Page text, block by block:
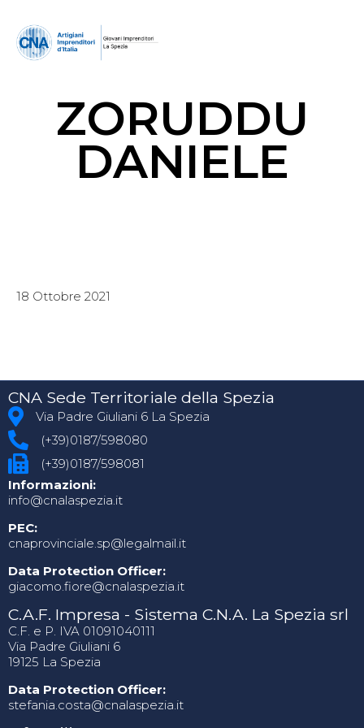
ZORUDDU
DANIELE
18 Ottobre 2021
CNA Sede Territoriale della Spezia
Via Padre Giuliani 6 La Spezia
(+39)0187/598080
(+39)0187/598081
Informazioni:
info@cnalaspezia.it
PEC:
cnaprovinciale.sp@legalmail.it
Data Protection Officer:
giacomo.fiore@cnalaspezia.it
C.A.F. Impresa - Sistema C.N.A. La Spezia srl
C.F. e P. IVA 01091040111
Via Padre Giuliani 6
19125 La Spezia
Data Protection Officer:
stefania.costa@cnalaspezia.it